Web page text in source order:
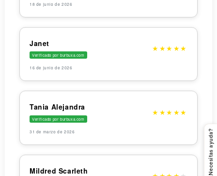
18 de junio de 2026
Janet
Verificado por burbuxa.com
★ ★★ ★★
16 de junio de 2026
Tania Alejandra
Verificado por burbuxa.com
★ ★★ ★★
31 de marzo de 2026
Mildred Scarleth ¿Necesitas ayuda?
¿CÓMO PODEMOS AYUDARTE?